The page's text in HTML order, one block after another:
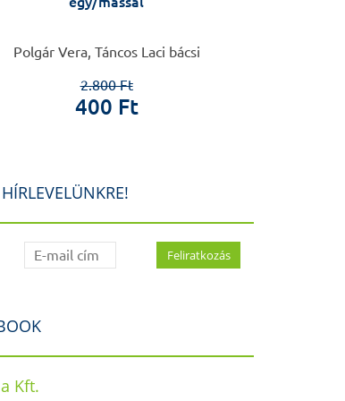
Polgár Vera, Táncos Laci bácsi
2.800 Ft
400 Ft
Kft.